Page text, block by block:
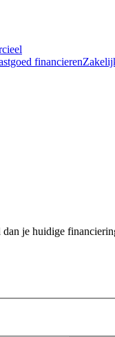
financieren
je huidige